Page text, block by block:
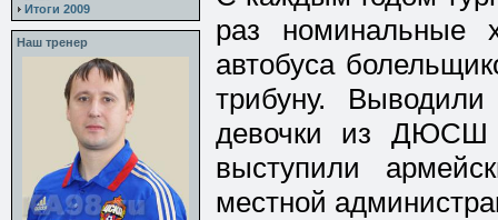
Итоги 2009
Наш тренер
раз номинальные
автобуса
трибуну.
девочки из ДЮСШ
выступили
местной